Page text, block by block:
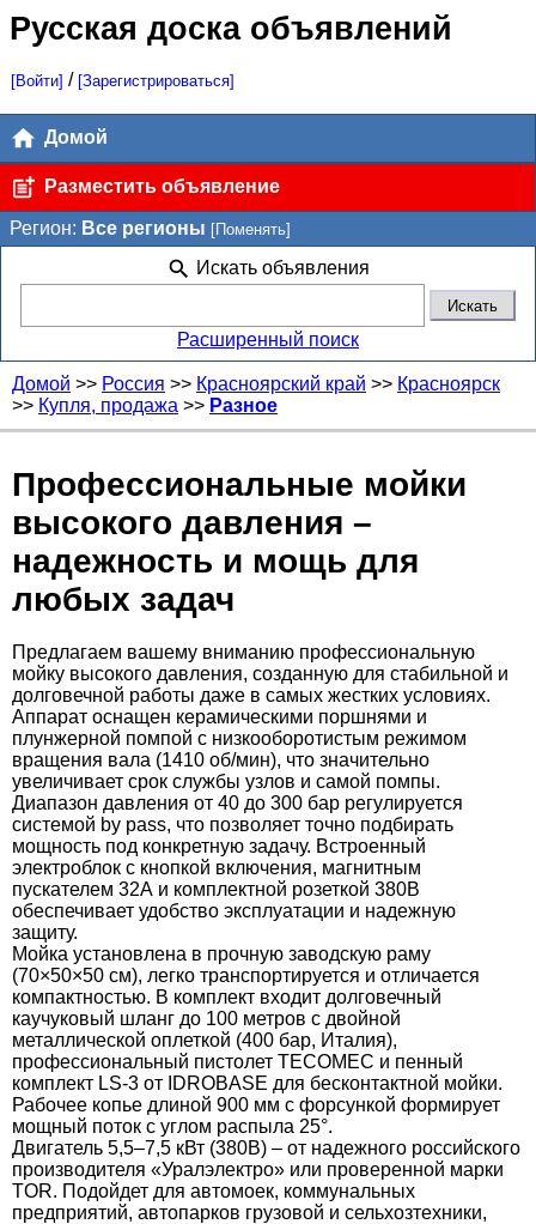
Русская доска объявлений
[Войти] / [Зарегистрироваться]
Домой
Разместить объявление
Регион: Все регионы [Поменять]
Искать объявления
Расширенный поиск
Домой >> Россия >> Красноярский край >> Красноярск
>> Купля, продажа >> Разное
Профессиональные мойки
высокого давления –
надежность и мощь для
любых задач
Предлагаем вашему вниманию профессиональную
мойку высокого давления, созданную для стабильной и
долговечной работы даже в самых жестких условиях.
Аппарат оснащен керамическими поршнями и
плунжерной помпой с низкооборотистым режимом
вращения вала (1410 об/мин), что значительно
увеличивает срок службы узлов и самой помпы.
Диапазон давления от 40 до 300 бар регулируется
системой by pass, что позволяет точно подбирать
мощность под конкретную задачу. Встроенный
электроблок с кнопкой включения, магнитным
пускателем 32А и комплектной розеткой 380В
обеспечивает удобство эксплуатации и надежную
защиту.
Мойка установлена в прочную заводскую раму
(70×50×50 см), легко транспортируется и отличается
компактностью. В комплект входит долговечный
каучуковый шланг до 100 метров с двойной
металлической оплеткой (400 бар, Италия),
профессиональный пистолет TECOMEC и пенный
комплект LS-3 от IDROBASE для бесконтактной мойки.
Рабочее копье длиной 900 мм с форсункой формирует
мощный поток с углом распыла 25°.
Двигатель 5,5–7,5 кВт (380В) – от надежного российского
производителя «Уралэлектро» или проверенной марки
TOR. Подойдет для автомоек, коммунальных
предприятий, автопарков грузовой и сельхозтехники,